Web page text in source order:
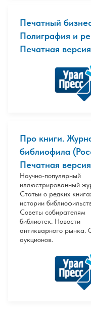
Печатный
Полиграфия и
Печатная версия
Про книги.
библиофила
Печатная версия
Научно-популярный
иллюстрированный
Статьи о редких
истории
Советы собирателям
библиотек. Новости
антикварного рынка.
аукционов.